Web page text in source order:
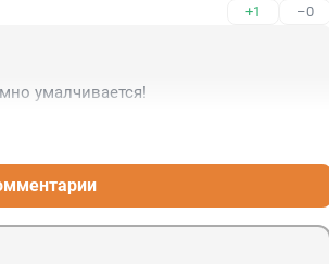
+1 –0
умалчивается!